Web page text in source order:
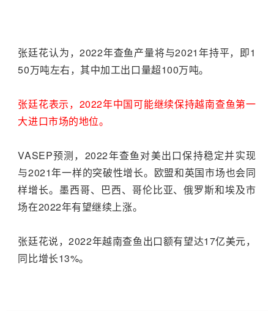
张廷花认为，2022年查鱼产量将与2021年持平，即1
50万吨左右，其中加工出口量超100万吨。
张廷花表示，2022年中国可能继续保持越南查鱼第一
大进口市场的地位。
VASEP预测，2022年查鱼对美出口保持稳定并实现
与2021年一样的突破性增长。欧盟和英国市场也会同
样增长。墨西哥、巴西、哥伦比亚、俄罗斯和埃及市
场在2022年有望继续上涨。
张廷花说，2022年越南查鱼出口额有望达17亿美元，
同比增长13%。